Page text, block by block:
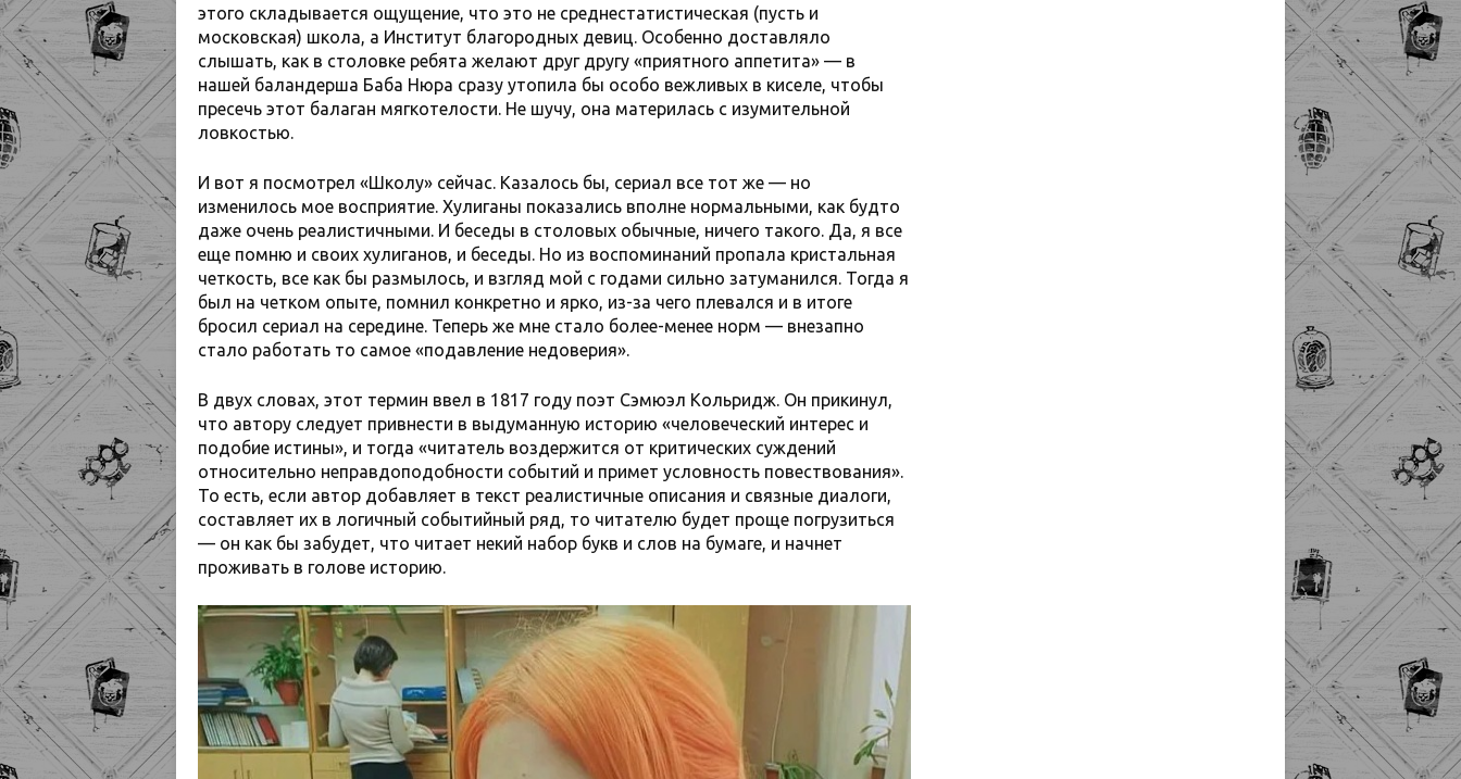
этого складывается ощущение, что это не среднестатистическая (пусть и
московская) школа, а Институт благородных девиц. Особенно доставляло
слышать, как в столовке ребята желают друг другу «приятного аппетита» — в
нашей баландерша Баба Нюра сразу утопила бы особо вежливых в киселе, чтобы
пресечь этот балаган мягкотелости. Не шучу, она материлась с изумительной
ловкостью.
И вот я посмотрел «Школу» сейчас. Казалось бы, сериал все тот же — но
изменилось мое восприятие. Хулиганы показались вполне нормальными, как будто
даже очень реалистичными. И беседы в столовых обычные, ничего такого. Да, я все
еще помню и своих хулиганов, и беседы. Но из воспоминаний пропала кристальная
четкость, все как бы размылось, и взгляд мой с годами сильно затуманился. Тогда я
был на четком опыте, помнил конкретно и ярко, из-за чего плевался и в итоге
бросил сериал на середине. Теперь же мне стало более-менее норм — внезапно
стало работать то самое «подавление недоверия».
В двух словах, этот термин ввел в 1817 году поэт Сэмюэл Кольридж. Он прикинул,
что автору следует привнести в выдуманную историю «человеческий интерес и
подобие истины», и тогда «читатель воздержится от критических суждений
относительно неправдоподобности событий и примет условность повествования».
То есть, если автор добавляет в текст реалистичные описания и связные диалоги,
составляет их в логичный событийный ряд, то читателю будет проще погрузиться
— он как бы забудет, что читает некий набор букв и слов на бумаге, и начнет
проживать в голове историю.